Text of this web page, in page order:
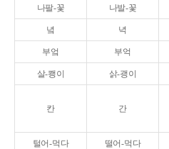
나팔-꽃 나발-꽃
녘 녁
부엌 부억
살-쾡이 삵-괭이
칸 간
털어-먹다 떨어-먹다